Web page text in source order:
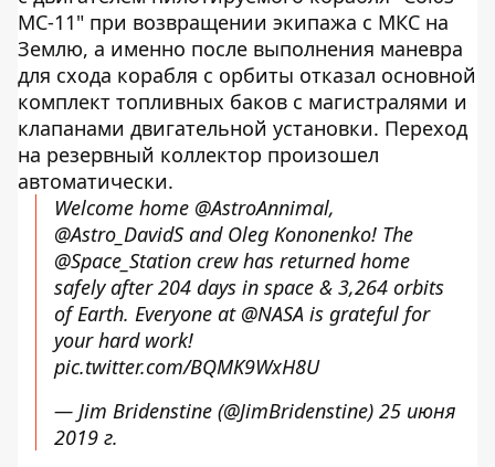
МС-11" при возвращении экипажа с МКС на
Землю, а именно после выполнения маневра
для схода корабля с орбиты отказал основной
комплект топливных баков с магистралями и
клапанами двигательной установки. Переход
на резервный коллектор произошел
автоматически.
Welcome home @AstroAnnimal,
@Astro_DavidSand Oleg Kononenko! The
@Space_Station crew has returned home
safely after 204 days in space & 3,264 orbits
of Earth. Everyone at @NASA is grateful for
your hard work!
pic.twitter.com/BQMK9WxH8U
— Jim Bridenstine (@JimBridenstine) 25 июня
2019 г.